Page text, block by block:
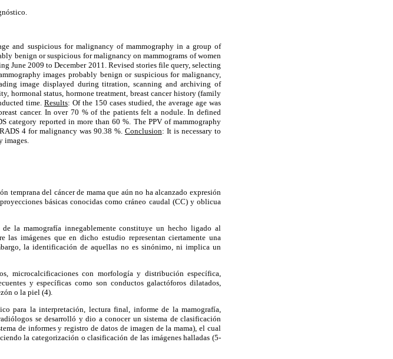
and suspicious for malignancy of mammography in a group of
benign or suspicious for malignancy on mammograms of women
June 2009 to December 2011. Revised stories file query, selecting
images probably benign or suspicious for malignancy,
image displayed during titration, scanning and archiving of
hormonal status, hormone treatment, breast cancer history (family
time. Results: Of the 150 cases studied, the average age was
cancer. In over 70 % of the patients felt a nodule. In defined
category reported in more than 60 %. The PPV of mammography
4 for malignancy was 90.38 %. Conclusion: It is necessary to
images.
temprana del cáncer de mama que aún no ha alcanzado expresión
básicas conocidas como cráneo caudal (CC) y oblicua
la mamografía innegablemente constituye un hecho ligado al
imágenes que en dicho estudio representan ciertamente una
la identificación de aquellas no es sinónimo, ni implica un
microcalcificaciones con morfología y distribución específica,
y específicas como son conductos galactóforos dilatados,
o la piel (4).
para la interpretación, lectura final, informe de la mamografía,
se desarrolló y dio a conocer un sistema de clasificación
de informes y registro de datos de imagen de la mama), el cual
la categorización o clasificación de las imágenes halladas (5-